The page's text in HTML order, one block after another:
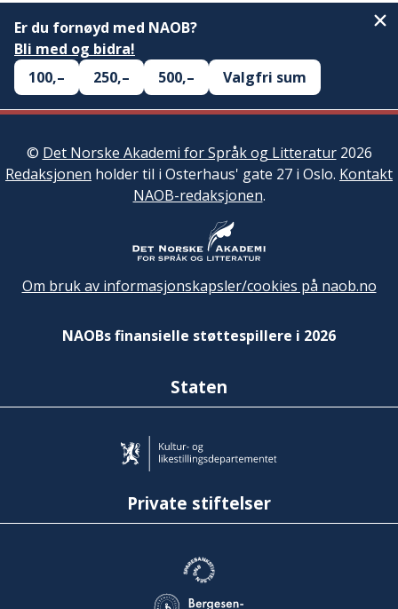
Er du fornøyd med NAOB?
Bli med og bidra!
100,–
250,– 500,– Valgfri sum
© Det Norske Akademi for Språk og Litteratur2026
Redaksjonen holder til i Osterhaus' gate 27 i Oslo. Kontakt
NAOB-redaksjonen.
Om bruk av informasjonskapsler/cookies på naob.no
NAOBs finansielle støttespillere i 2026
Staten
Private stiftelser